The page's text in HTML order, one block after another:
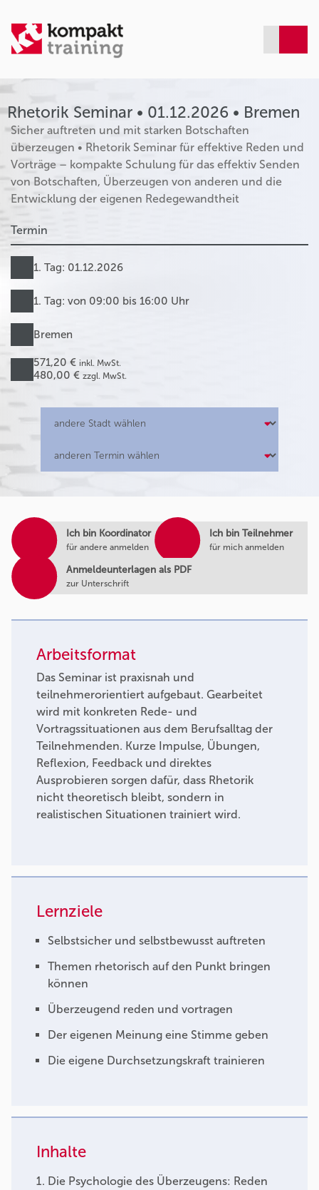
Rhetorik Seminar • 01.12.2026 • Bremen
Sicher auftreten und mit starken Botschaften
überzeugen • Rhetorik Seminar für effektive Reden und
Vorträge – kompakte Schulung für das effektiv Senden
von Botschaften, Überzeugen von anderen und die
Entwicklung der eigenen Redegewandtheit
Termin
1. Tag: 01.12.2026
1. Tag: von 09:00 bis 16:00 Uhr
Bremen
571,20 € inkl. MwSt.
480,00 € zzgl. MwSt.
Arbeitsformat
Das Seminar ist praxisnah und
teilnehmerorientiert aufgebaut. Gearbeitet
wird mit konkreten Rede- und
Vortragssituationen aus dem Berufsalltag der
Teilnehmenden. Kurze Impulse, Übungen,
Reflexion, Feedback und direktes
Ausprobieren sorgen dafür, dass Rhetorik
nicht theoretisch bleibt, sondern in
realistischen Situationen trainiert wird.
Lernziele
Selbstsicher und selbstbewusst auftreten
Themen rhetorisch auf den Punkt bringen
können
Überzeugend reden und vortragen
Der eigenen Meinung eine Stimme geben
Die eigene Durchsetzungskraft trainieren
Inhalte
Die Psychologie des Überzeugens: Reden
Ich bin Koordinator
für andere anmelden
Ich bin Teilnehmer
für mich anmelden
Anmeldeunterlagen als PDF
zur Unterschrift